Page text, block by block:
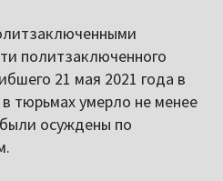
политзаключенного
21 мая 2021 года в
тюрьмах умерло не менее
осуждены по